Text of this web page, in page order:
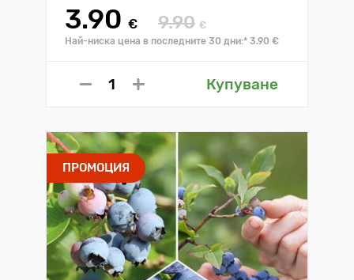
3.90 € 9.90 €
Най-ниска цена в последните 30 дни:* 3.90 €
Купуване
ПРОМОЦИЯ